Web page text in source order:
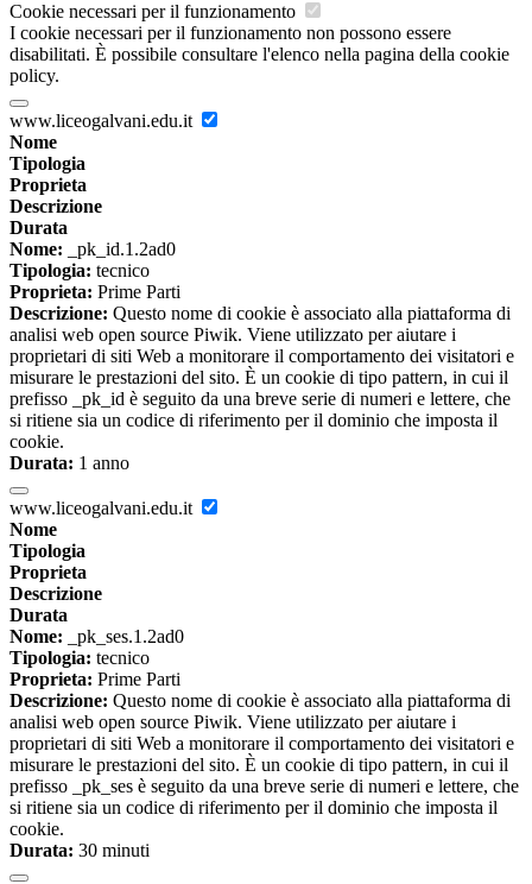
Cookie necessari per il funzionamento
I cookie necessari per il funzionamento non possono essere
disabilitati. È possibile consultare l'elenco nella pagina della cookie
policy.
www.liceogalvani.edu.it
Nome
Tipologia
Proprieta
Descrizione
Durata
Nome: _pk_id.1.2ad0
Tipologia: tecnico
Proprieta: Prime Parti
Descrizione: Questo nome di cookie è associato alla piattaforma di
analisi web open source Piwik. Viene utilizzato per aiutare i
proprietari di siti Web a monitorare il comportamento dei visitatori e
misurare le prestazioni del sito. È un cookie di tipo pattern, in cui il
prefisso _pk_id è seguito da una breve serie di numeri e lettere, che
si ritiene sia un codice di riferimento per il dominio che imposta il
cookie.
Durata: 1 anno
www.liceogalvani.edu.it
Nome
Tipologia
Proprieta
Descrizione
Durata
Nome: _pk_ses.1.2ad0
Tipologia: tecnico
Proprieta: Prime Parti
Descrizione: Questo nome di cookie è associato alla piattaforma di
analisi web open source Piwik. Viene utilizzato per aiutare i
proprietari di siti Web a monitorare il comportamento dei visitatori e
misurare le prestazioni del sito. È un cookie di tipo pattern, in cui il
prefisso _pk_ses è seguito da una breve serie di numeri e lettere, che
si ritiene sia un codice di riferimento per il dominio che imposta il
cookie.
Durata: 30 minuti